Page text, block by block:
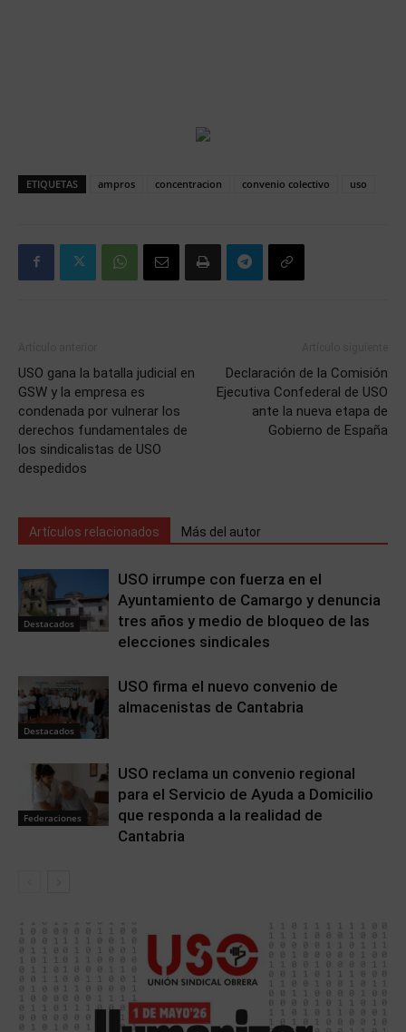
ETIQUETAS ampros concentracion convenio colectivo uso
USO gana la batalla judicial en
GSW y la empresa es
condenada por vulnerar los
derechos fundamentales de
los sindicalistas de USO
despedidos
Declaración de la Comisión
Ejecutiva Confederal de USO
ante la nueva etapa de
Gobierno de España
Artículos relacionados Más del autor
Destacados
USO irrumpe con fuerza en el
Ayuntamiento de Camargo y denuncia
tres años y medio de bloqueo de las
elecciones sindicales
Destacados
USO firma el nuevo convenio de
almacenistas de Cantabria
Federaciones
USO reclama un convenio regional
para el Servicio de Ayuda a Domicilio
que responda a la realidad de
Cantabria